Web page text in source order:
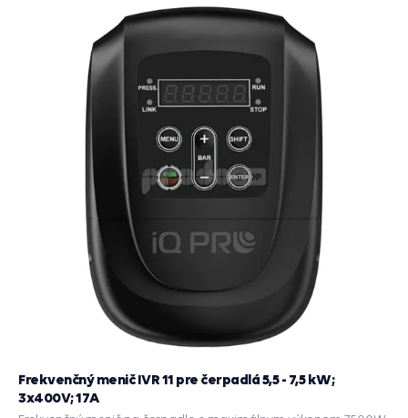
Frekvenčný menič IVR 11 pre čerpadlá 5,5 - 7,5 kW;
3x400V; 17A